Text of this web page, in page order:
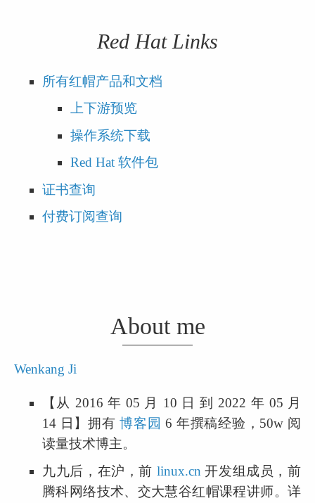
Red Hat Links
所有红帽产品和文档
上下游预览
操作系统下载
Red Hat 软件包
证书查询
付费订阅查询
About me
Wenkang Ji
【从 2016 年 05 月 10 日 到 2022 年 05 月
14 日】拥有 博客园 6 年撰稿经验，50w 阅
读量技术博主。
九九后，在沪，前 linux.cn 开发组成员，前
腾科网络技术、交大慧谷红帽课程讲师。详